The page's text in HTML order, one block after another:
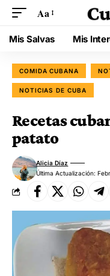
Aa
Mis Salvas Mis
COMIDA CUBANA
NOTICIAS DE CUBA
Recetas
patato
Última Actualización:
Alicia Díaz